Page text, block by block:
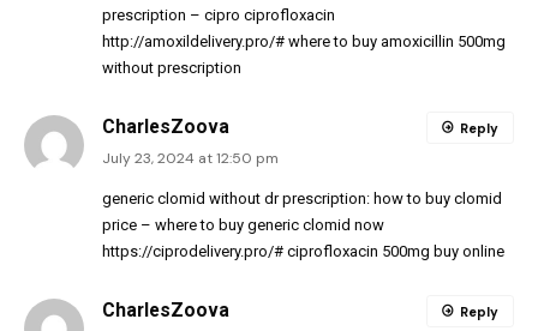
prescription – cipro ciprofloxacin
http://amoxildelivery.pro/# where to buy amoxicillin 500mg
without prescription
CharlesZoova
July 23, 2024 at 12:50 pm
generic clomid without dr prescription: how to buy clomid
price – where to buy generic clomid now
https://ciprodelivery.pro/# ciprofloxacin 500mg buy online
Reply
CharlesZoova Reply